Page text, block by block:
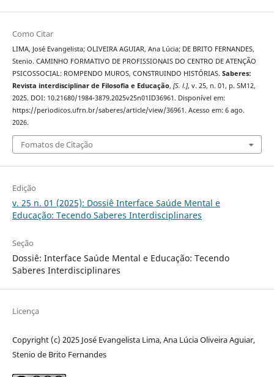
Como Citar
LIMA, José Evangelista; OLIVEIRA AGUIAR, Ana Lúcia; DE BRITO FERNANDES,
Stenio. CAMINHO FORMATIVO DE PROFISSIONAIS DO CENTRO DE ATENÇÃO
PSICOSSOCIAL: ROMPENDO MUROS, CONSTRUINDO HISTÓRIAS. Saberes:
Revista interdisciplinar de Filosofia e Educação, [S. l.], v. 25, n. 01, p. SM12,
2025. DOI: 10.21680/1984-3879.2025v25n01ID36961. Disponível em:
https://periodicos.ufrn.br/saberes/article/view/36961. Acesso em: 6 ago.
2026.
Fomatos de Citação
Edição
v. 25 n. 01 (2025): Dossiê Interface Saúde Mental e
Educação: Tecendo Saberes Interdisciplinares
Seção
Dossiê: Interface Saúde Mental e Educação: Tecendo
Saberes Interdisciplinares
Licença
Copyright (c) 2025 José Evangelista Lima, Ana Lúcia Oliveira Aguiar,
Stenio de Brito Fernandes